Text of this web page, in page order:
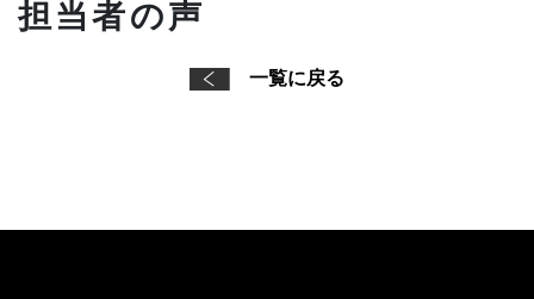
担当者の声
一覧に戻る